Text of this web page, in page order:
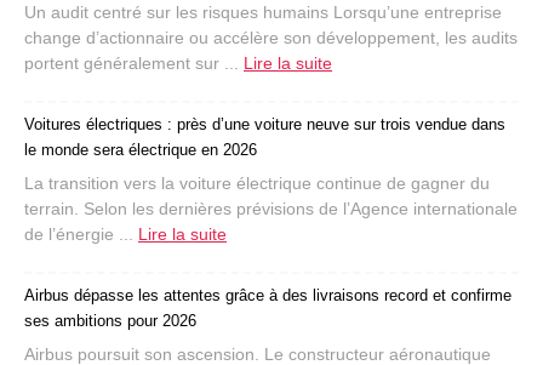
Un audit centré sur les risques humains Lorsqu’une entreprise
change d’actionnaire ou accélère son développement, les audits
portent généralement sur ... Lire la suite
Voitures électriques : près d’une voiture neuve sur trois vendue dans
le monde sera électrique en 2026
La transition vers la voiture électrique continue de gagner du
terrain. Selon les dernières prévisions de l’Agence internationale
de l’énergie ... Lire la suite
Airbus dépasse les attentes grâce à des livraisons record et confirme
ses ambitions pour 2026
Airbus poursuit son ascension. Le constructeur aéronautique